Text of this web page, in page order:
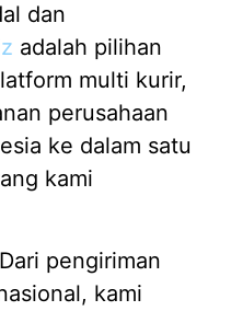
dan
adalah pilihan
multi kurir,
perusahaan
ke dalam satu
kami
pengiriman
kami